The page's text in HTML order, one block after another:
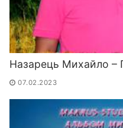
Назарець Михайло –
07.02.2023